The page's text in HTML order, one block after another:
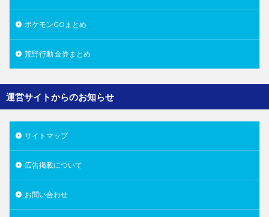
ポケモンGOまとめ
荒野行動 金券まとめ
運営サイトからのお知らせ
サイトマップ
広告掲載について
お問い合わせ